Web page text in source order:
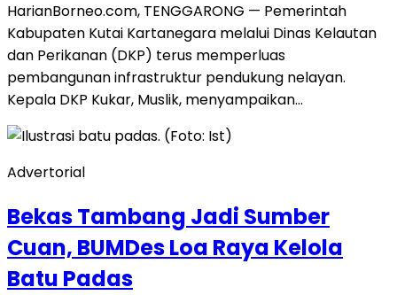
HarianBorneo.com, TENGGARONG — Pemerintah
Kabupaten Kutai Kartanegara melalui Dinas Kelautan
dan Perikanan (DKP) terus memperluas
pembangunan infrastruktur pendukung nelayan.
Kepala DKP Kukar, Muslik, menyampaikan…
Advertorial
Bekas Tambang Jadi Sumber
Cuan, BUMDes Loa Raya Kelola
Batu Padas